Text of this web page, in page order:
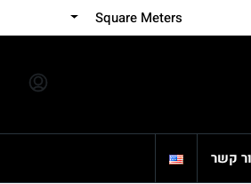
Square Meters
קשר